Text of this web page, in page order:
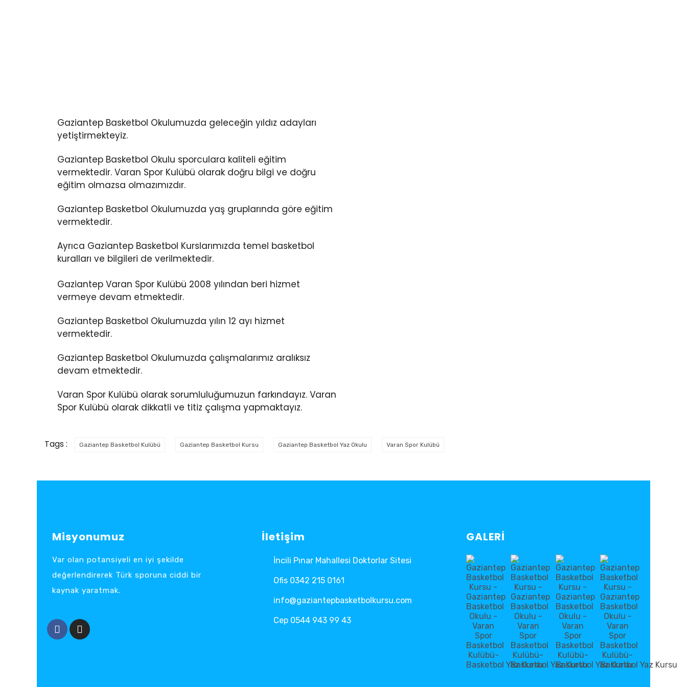
Gaziantep Basketbol Okulumuzda geleceğin yıldız adayları
yetiştirmekteyiz.
Gaziantep Basketbol Okulu sporculara kaliteli eğitim
vermektedir. Varan Spor Kulübü olarak doğru bilgi ve doğru
eğitim olmazsa olmazımızdır.
Gaziantep Basketbol Okulumuzda yaş gruplarında göre eğitim
vermektedir.
Ayrıca Gaziantep Basketbol Kurslarımızda temel basketbol
kuralları ve bilgileri de verilmektedir.
Gaziantep Varan Spor Kulübü 2008 yılından beri hizmet
vermeye devam etmektedir.
Gaziantep Basketbol Okulumuzda yılın 12 ayı hizmet
vermektedir.
Gaziantep Basketbol Okulumuzda çalışmalarımız aralıksız
devam etmektedir.
Varan Spor Kulübü olarak sorumluluğumuzun farkındayız. Varan
Spor Kulübü olarak dikkatli ve titiz çalışma yapmaktayız.
Tags : Gaziantep Basketbol Kulübü Gaziantep Basketbol Kursu Gaziantep Basketbol Yaz Okulu Varan Spor Kulübü
Misyonumuz
Var olan potansiyeli en iyi şekilde
değerlendirerek Türk sporuna ciddi bir
kaynak yaratmak.
İletişim
İncili Pınar Mahallesi Doktorlar Sitesi
Ofis 0342 215 0161
info@gaziantepbasketbolkursu.com
Cep 0544 943 99 43
GALERİ